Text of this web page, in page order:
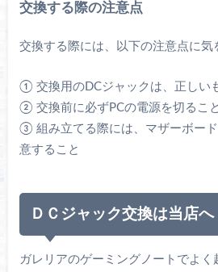
交換する際の注意点
交換する際には、以下の注意点に気
① 交換用のDCジャックは、正しい
② 交換前に必ずPCの電源を切ること
③ 組み立てる際には、マザーボー
意すること
ＤＣジャック交換は当店へ
ガレリアのゲーミングノートでよく